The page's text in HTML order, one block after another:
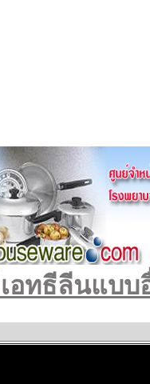
อทธีลีนแบบ